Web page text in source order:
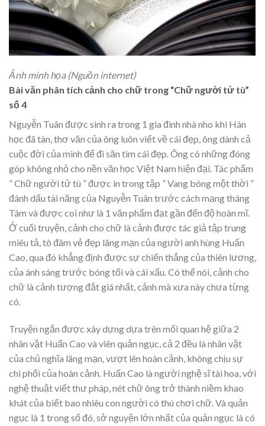
Ảnh minh họa (Nguồn internet)
Bài văn phân tích cảnh cho chữ trong “Chữ người tử tù”
số 4
Nguyễn Tuân được sinh ra trong 1 gia đình nhà nho khi Hán
học đã tàn, thơ văn của ông luôn viết về cái đẹp, ông dành cả
cuộc đời của mình để đi săn tìm cái đẹp. Ông có những đóng
góp không nhỏ cho nền văn học Việt Nam hiện đại. Tác phẩm
” Chữ người tử tù ” được in trong tập ” Vang bóng một thời ”
đánh dấu tài năng của Nguyễn Tuân trước cách mạng tháng
Tám và được coi như là 1 văn phẩm đạt gần đến độ hoàn mĩ.
Ở cuối truyện, cảnh cho chữ là cảnh được tác giả tập trung
miêu tả, tô đâm vẻ đẹp lãng mạn của người anh hùng Huấn
Cao, qua đó khẳng định được sự chiến thắng của thiên lương,
của ánh sáng trước bóng tối và cái xấu. Có thể nói, cảnh cho
chữ là cảnh tượng đắt giá nhất, cảnh mà xưa này chưa từng
có.
Truyện ngắn được xây dựng dựa trên mối quan hệ giữa 2
nhân vật Huấn Cao và viên quản ngục, cả 2 đều là nhân vật
của chủ nghĩa lãng mạn, vượt lên hoàn cảnh, không chịu sự
chi phối của hoàn cảnh. Huấn Cao là người nghệ sĩ tài hoa, với
nghệ thuật viết thư pháp, nét chữ ông trở thành niềm khao
khát của biết bao nhiêu con người có thú chơi chữ. Và quản
ngục là 1 trong số đó, sở nguyện lớn nhất của quản ngục là có